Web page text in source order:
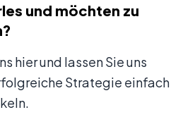
und möchten zu
hier und lassen Sie uns
Strategie einfach